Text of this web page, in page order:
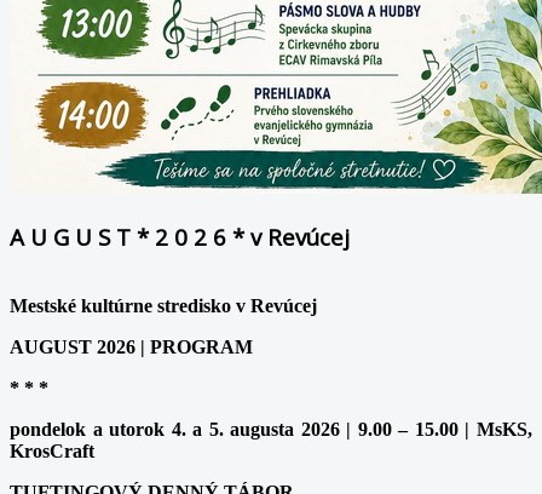
A U G U S T * 2 0 2 6 * v Revúcej
Mestské kultúrne stredisko v Revúcej
AUGUST 2026 | PROGRAM
* * *
pondelok a utorok 4. a 5. augusta 2026 | 9.00 – 15.00 | MsKS,
KrosCraft